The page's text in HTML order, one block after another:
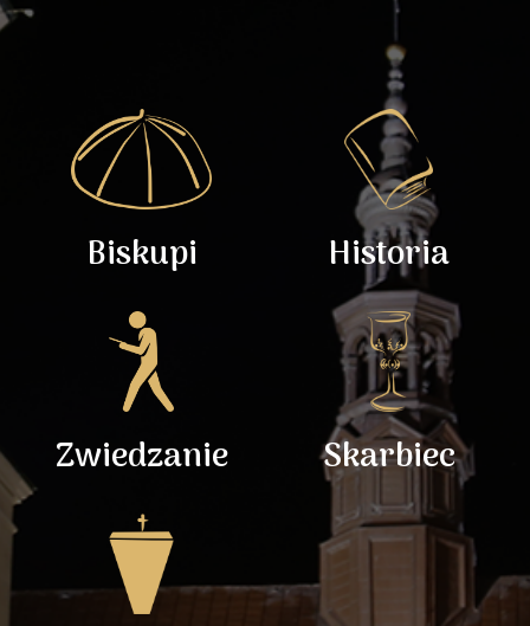
Biskupi Historia
Zwiedzanie Skarbiec